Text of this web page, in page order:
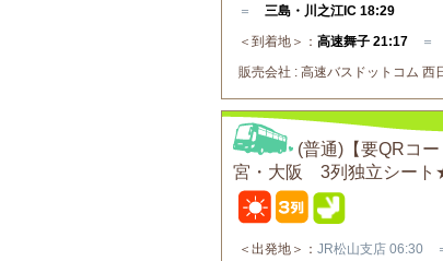
＝ 三島・川之江IC 18:29
＜到着地＞： 高速舞子 21:17 ＝
販売会社 : 高速バスドットコム
(普通)【要QRコ
宮・大阪 3列独立シート
＜出発地＞： JR松山支店